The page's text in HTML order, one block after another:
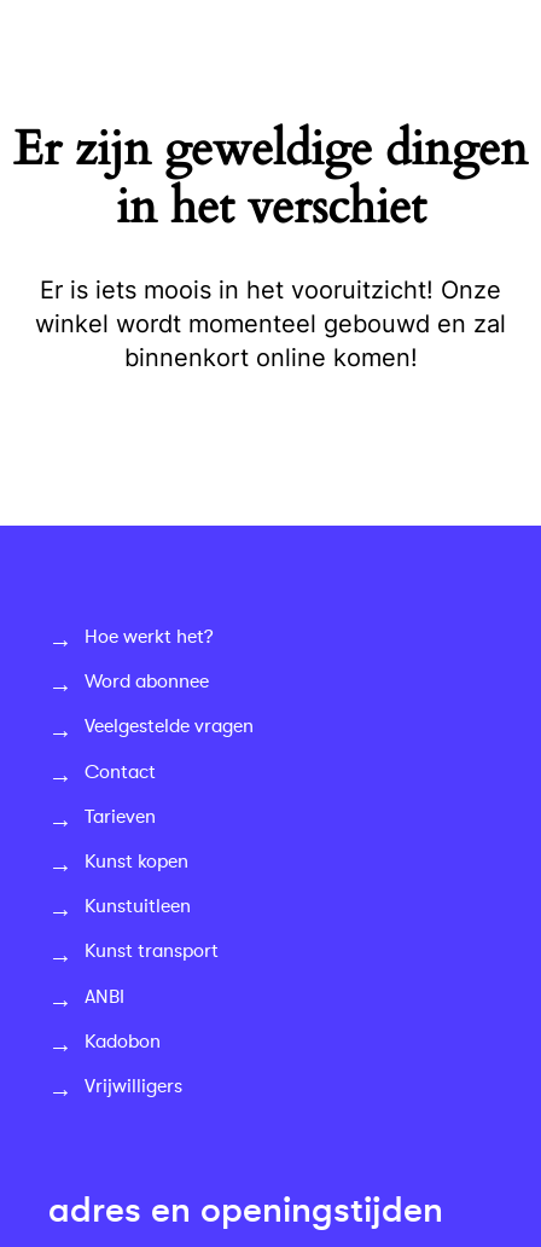
Er zijn geweldige dingen
in het verschiet
Er is iets moois in het vooruitzicht! Onze
winkel wordt momenteel gebouwd en zal
binnenkort online komen!
Hoe werkt het?
Word abonnee
Veelgestelde vragen
Contact
Tarieven
Kunst kopen
Kunstuitleen
Kunst transport
ANBI
Kadobon
Vrijwilligers
adres en openingstijden